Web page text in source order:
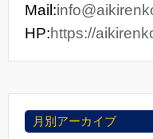
Mail:
HP:https://
月別アーカイブ